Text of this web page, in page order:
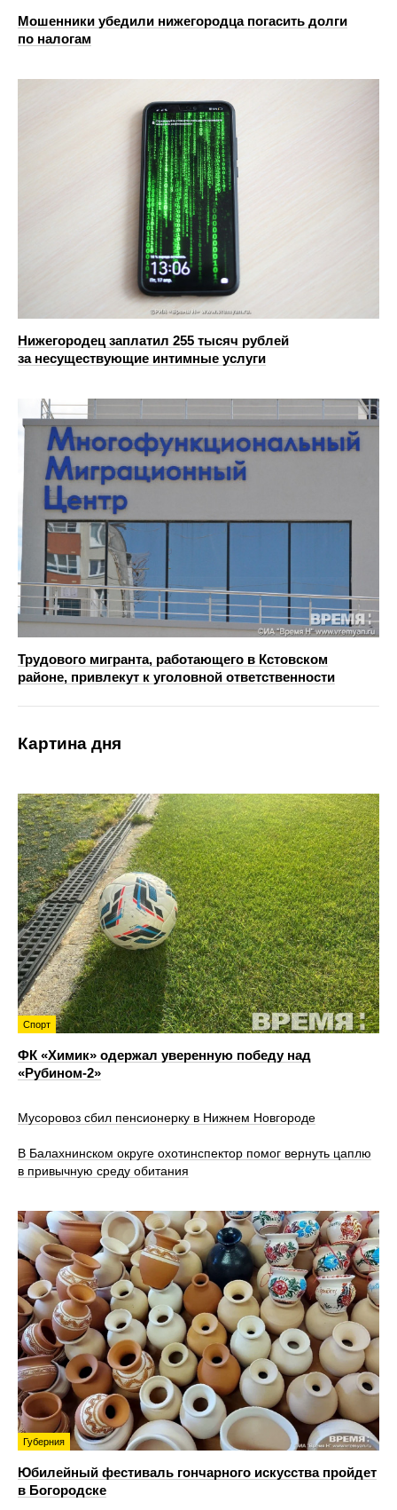
Мошенники убедили нижегородца погасить долги
по налогам
Нижегородец заплатил 255 тысяч рублей
за несуществующие интимные услуги
Трудового мигранта, работающего в Кстовском
районе, привлекут к уголовной ответственности
Картина дня
Спорт
ФК «Химик» одержал уверенную победу над
«Рубином‑2»
Мусоровоз сбил пенсионерку в Нижнем Новгороде
В Балахнинском округе охотинспектор помог вернуть цаплю
в привычную среду обитания
Губерния
Юбилейный фестиваль гончарного искусства пройдет
в Богородске